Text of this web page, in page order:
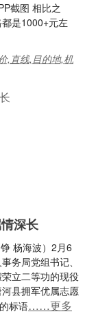
截图 相比之
是1000+元左
,直线,目的地,机
深长
杨海波）2月6
务局党组书记、
立二等功的现役
县拥军优属志愿
标语……更多